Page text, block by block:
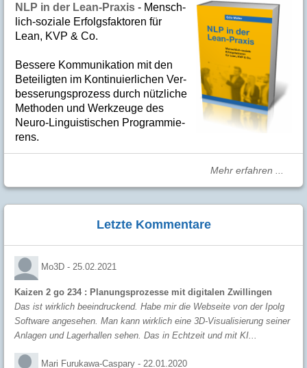
NLP in der Lean-Praxis - Mensch­
lich-soziale Er­folgs­fak­to­ren für
Lean, KVP & Co.
Bes­se­re Kom­­mu­­ni­ka­tion mit den
Betei­lig­ten im Kon­ti­nuier­li­chen Ver­
bes­se­rungs­­pro­­zess durch nütz­­liche
Me­­tho­­den und Werk­­zeuge des
Neuro-Linguis­­ti­schen Pro­­gram­­mie­­
rens.
Mehr erfahren ...
Letzte Kommentare
Mo3D - 25.02.2021
Kaizen 2 go 234 : Planungsprozesse mit digitalen Zwillingen
Das ist wirklich beeindruckend. Habe mir die Webseite von der Ipolg
Software angesehen. Man kann wirklich eine 3D-Visualisierung seiner
Anlagen und Lagerhallen sehen. Das in Echtzeit und mit KI...
Mari Furukawa-Caspary - 22.01.2020